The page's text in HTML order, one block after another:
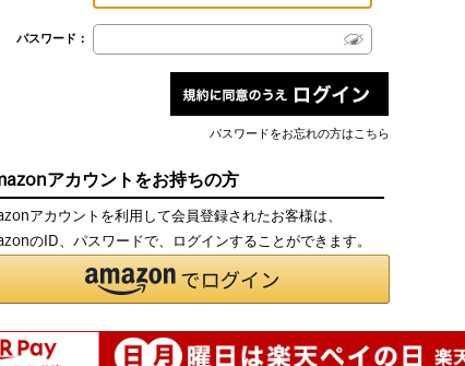
パスワード：
パスワードをお忘れの方はこちら
アカウントをお持ちの方
アカウントを利用して会員登録されたお客様は、
のID、パスワードで、ログインすることができます。